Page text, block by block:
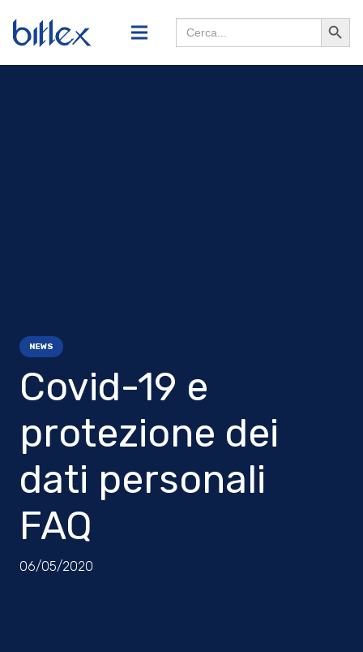
Search
for:
NEWS
Covid-19 e
protezione dei
dati personali
FAQ
06/05/2020